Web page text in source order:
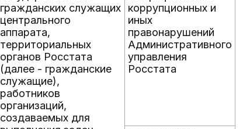
гражданских служащих
центрального
аппарата,
территориальных
органов Росстата
(далее - гражданские
служащие),
работников
организаций,
создаваемых для
коррупционных и
иных
правонарушений
Административного
управления
Росстата